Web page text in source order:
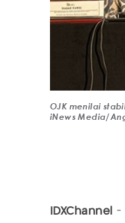
OJK menilai
iNews Media/
IDXChannel -